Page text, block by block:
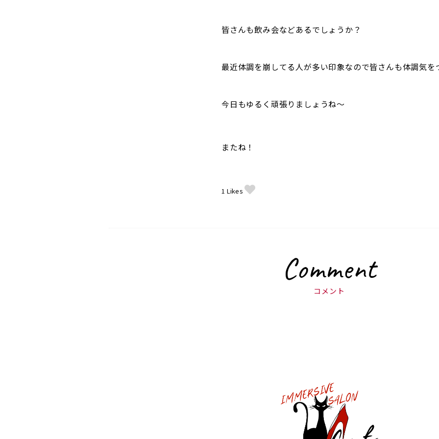
皆さんも飲み会などあるでしょうか？
最近体調を崩してる人が多い印象なので皆さんも体調気を
今日もゆるく頑張りましょうね〜
またね！
1 Likes
Comment
コメント